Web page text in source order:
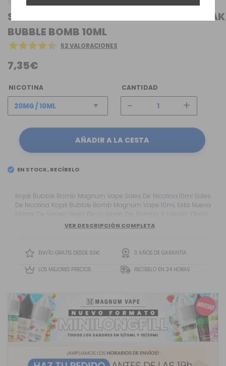
SALES DE NICOTINA MAGNUM VAPE KOJAK
BUBBLE BOMB 10ML
52 VALORACIONES
7,35€
NICOTINA CANTIDAD
- +
AÑADIR A LA CESTA
EN STOCK, RECÍBELO
Kojak Bubble Bomb Magnum Vape Sales De Nicotina 10ml Sales
De Nicotina Kojak Bubble Bomb Magnum Vape 10ml, Esta Nueva
Marca De Vapeo Llega De La Mano De Bombo E Liquids Donde
Nos Ofrecen Una Serie De E Liquids De Vapeo O E Juice EnVER DESCRIPCIÓN COMPLETA
ENVÍO GRATIS DESDE 30€ 3 AÑOS DE GARANTÍA
LOS MEJORES PRECIOS RECÍBELO EN 24 HORAS